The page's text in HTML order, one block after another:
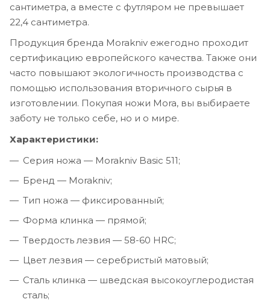
сантиметра, а вместе с футляром не превышает
22,4 сантиметра.
Продукция бренда Morakniv ежегодно проходит
сертификацию европейского качества. Также они
часто повышают экологичность производства с
помощью использования вторичного сырья в
изготовлении. Покупая ножи Mora, вы выбираете
заботу не только себе, но и о мире.
Характеристики:
Серия ножа — Morakniv Basic 511;
Бренд — Morakniv;
Тип ножа — фиксированный;
Форма клинка — прямой;
Твердость лезвия — 58-60 HRC;
Цвет лезвия — серебристый матовый;
Сталь клинка — шведская высокоуглеродистая
сталь;